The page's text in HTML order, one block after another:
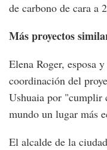
de carbono de cara a
Más proyectos
Elena Roger, esposa
coordinación del
Ushuaia por "cumplir
mundo un lugar más
El alcalde de la